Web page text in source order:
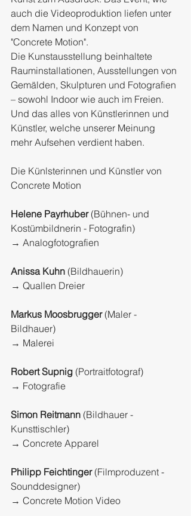
auch die Videoproduktion liefen unter
dem Namen und Konzept von
"Concrete Motion".
Die Kunstausstellung beinhaltete
Rauminstallationen, Ausstellungen von
Gemälden, Skulpturen und Fotografien
– sowohl Indoor wie auch im Freien.
Und das alles von Künstlerinnen und
Künstler, welche unserer Meinung
mehr Aufsehen verdient haben.
Die Künlsterinnen und Künstler von
Concrete Motion
Helene Payrhuber (Bühnen- und
Kostümbildnerin - Fotografin)
→ Analogfotografien
Anissa Kuhn (Bildhauerin)
→ Quallen Dreier
Markus Moosbrugger (Maler -
Bildhauer)
→ Malerei
Robert Supnig (Portraitfotograf)
→ Fotografie
Simon Reitmann (Bildhauer -
Kunsttischler)
→ Concrete Apparel
Philipp Feichtinger (Filmproduzent -
Sounddesigner)
→ Concrete Motion Video